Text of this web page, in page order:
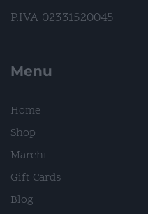
P.IVA 02331520045
Menu
Home
Shop
Marchi
Gift Cards
Blog